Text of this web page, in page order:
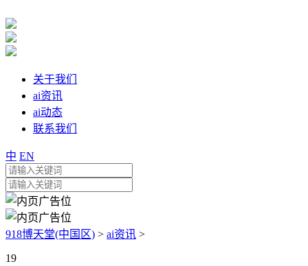
关于我们
ai资讯
ai动态
联系我们
中 EN
918博天堂(中国区) > ai资讯 >
19